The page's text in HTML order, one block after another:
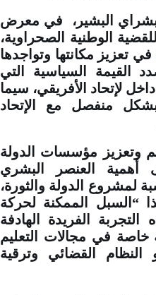
البشير، في معرض
الوطنية الصحراوية،
تعزيز مكانتها وتواجدها
القيمة السياسية التي
لإتحاد الأفريقي، سيما
منفصل مع الإتحاد
وتعزيز مؤسسات الدولة
أهمية العنصر البشري
لمشروع الدولة والثورة،
“السبل الممكنة لحركة
التجربة الفريدة الهادفة
خاصة في مجالات التعليم
النظام القضائي وترقية